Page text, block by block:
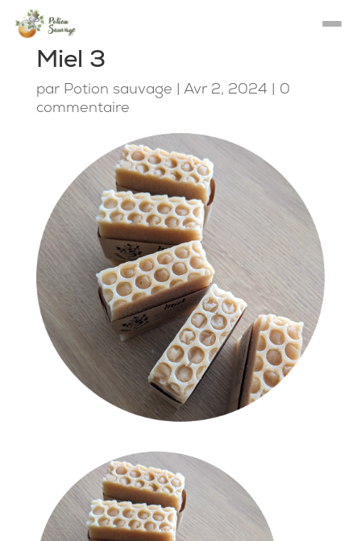
Miel 3
par Potion sauvage | Avr 2, 2024 | 0
commentaire